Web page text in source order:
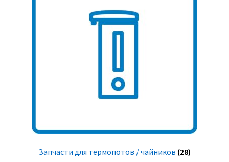
Запчасти для термопотов / чайников (28)